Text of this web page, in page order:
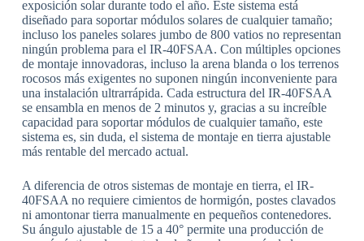
exposición solar durante todo el año. Este sistema está
diseñado para soportar módulos solares de cualquier tamaño;
incluso los paneles solares jumbo de 800 vatios no representan
ningún problema para el IR-40FSAA. Con múltiples opciones
de montaje innovadoras, incluso la arena blanda o los terrenos
rocosos más exigentes no suponen ningún inconveniente para
una instalación ultrarrápida. Cada estructura del IR-40FSAA
se ensambla en menos de 2 minutos y, gracias a su increíble
capacidad para soportar módulos de cualquier tamaño, este
sistema es, sin duda, el sistema de montaje en tierra ajustable
más rentable del mercado actual.
A diferencia de otros sistemas de montaje en tierra, el IR-
40FSAA no requiere cimientos de hormigón, postes clavados
ni amontonar tierra manualmente en pequeños contenedores.
Su ángulo ajustable de 15 a 40° permite una producción de